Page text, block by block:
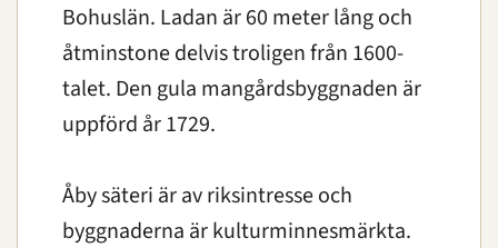
Bohuslän. Ladan är 60 meter lång och
åtminstone delvis troligen från 1600-
talet. Den gula mangårdsbyggnaden är
uppförd år 1729.
Åby säteri är av riksintresse och
byggnaderna är kulturminnesmärkta.